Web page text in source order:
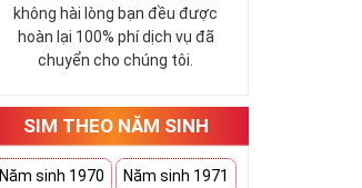
không hài lòng bạn đều được
hoàn lại 100% phí dịch vụ đã
chuyển cho chúng tôi.
SIM THEO NĂM SINH
Năm sinh 1970 Năm sinh 1971